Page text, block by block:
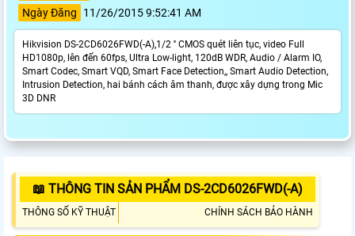
Ngày Đăng
11/26/2015 9:52:41 AM
Hikvision DS-2CD6026FWD(-A),1/2 '' CMOS quét liên tục, video Full
HD1080p, lên đến 60fps, Ultra Low-light, 120dB WDR, Audio / Alarm IO,
Smart Codec, Smart VQD, Smart Face Detection,, Smart Audio Detection,
Intrusion Detection, hai bánh cách âm thanh, được xây dựng trong Mic
3D DNR
📖 THÔNG TIN SẢN PHẨM DS-2CD6026FWD(-A)
THÔNG SỐ KỸ THUẬT CHÍNH SÁCH BẢO HÀNH